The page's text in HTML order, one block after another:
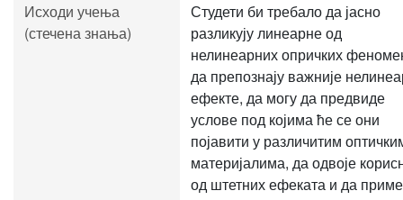
Исходи учења
(стечена знања)
Студети би требало да јасно
разликују линеарне од
нелинеарних опричких
да препознају важније
ефекте, да могу да предвиде
услове под којима ће се они
појавити у различитим
материјалима, да одвоје
од штетних ефеката и да